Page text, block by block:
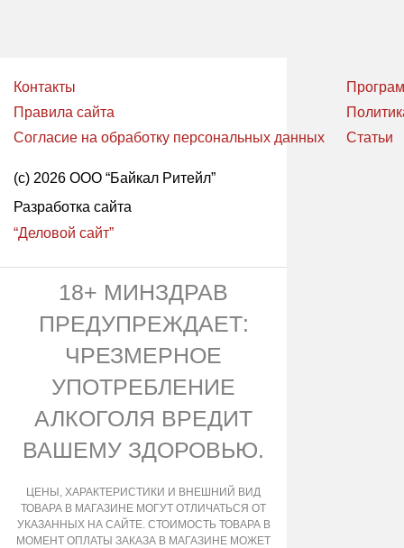
Контакты
Правила сайта
Согласие на обработку персональных данных
Статьи
(с) 2026 ООО “Байкал Ритейл”
Разработка сайта
“Деловой сайт”
18+ МИНЗДРАВ
ПРЕДУПРЕЖДАЕТ:
ЧРЕЗМЕРНОЕ
УПОТРЕБЛЕНИЕ
АЛКОГОЛЯ ВРЕДИТ
ВАШЕМУ ЗДОРОВЬЮ.
ЦЕНЫ, ХАРАКТЕРИСТИКИ И ВНЕШНИЙ ВИД
ТОВАРА В МАГАЗИНЕ МОГУТ ОТЛИЧАТЬСЯ ОТ
УКАЗАННЫХ НА САЙТЕ. СТОИМОСТЬ ТОВАРА В
МОМЕНТ ОПЛАТЫ ЗАКАЗА В МАГАЗИНЕ МОЖЕТ